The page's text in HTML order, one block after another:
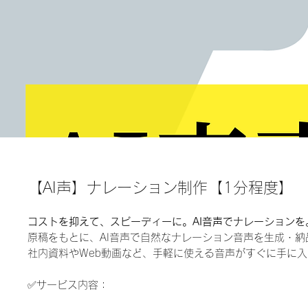
【AI声】ナレーション制作【1分程度】
コストを抑えて、スピーディーに。AI音声でナレーションを
原稿をもとに、AI音声で自然なナレーション音声を生成・
社内資料やWeb動画など、手軽に使える音声がすぐに手に
✅サービス内容：